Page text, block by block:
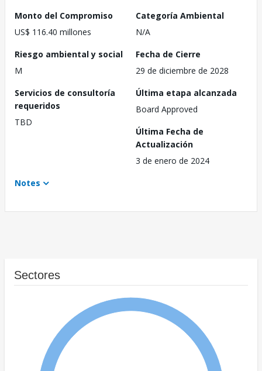
Monto del Compromiso
US$ 116.40 millones
Categoría Ambiental
N/A
Riesgo ambiental y social
M
Fecha de Cierre
29 de diciembre de 2028
Servicios de consultoría
requeridos
TBD
Última etapa alcanzada
Board Approved
Última Fecha de
Actualización
3 de enero de 2024
Notes
Sectores